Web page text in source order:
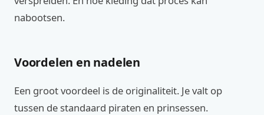
nabootsen.
Voordelen en nadelen
Een groot voordeel is de originaliteit. Je valt op
tussen de standaard piraten en prinsessen.